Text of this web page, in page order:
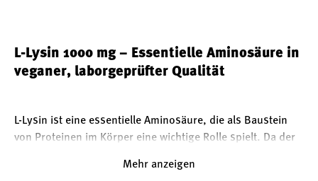
L-Lysin 1000 mg – Essentielle Aminosäure in
veganer, laborgeprüfter Qualität
L-Lysin ist eine essentielle Aminosäure, die als Baustein
von Proteinen im Körper eine wichtige Rolle spielt. Da der
kann, muss es über die Nahrung aufgenommen werden.
Mehr anzeigen